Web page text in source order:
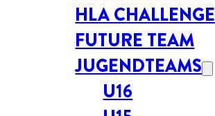
HLA CHALLENGE
FUTURE TEAM
JUGENDTEAMS
U16